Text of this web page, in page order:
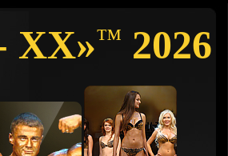
XX»™ 2026